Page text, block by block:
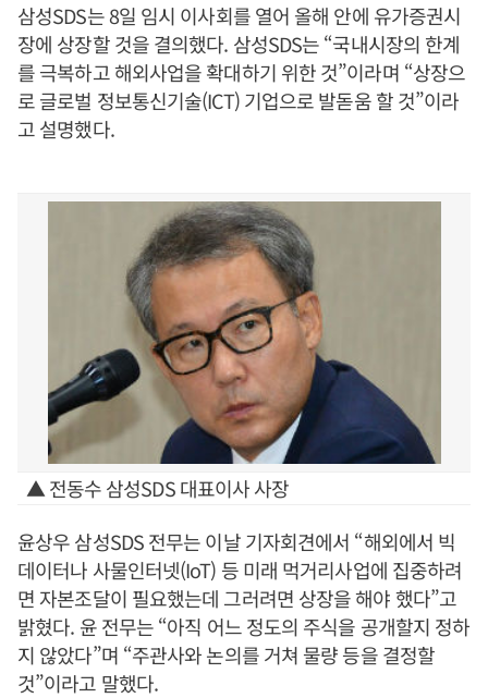
삼성SDS는 8일 임시 이사회를 열어 올해 안에 유가증권시
장에 상장할 것을 결의했다. 삼성SDS는 “국내시장의 한계
를 극복하고 해외사업을 확대하기 위한 것”이라며 “상장으
로 글로벌 정보통신기술(ICT) 기업으로 발돋움 할 것”이라
고 설명했다.
▲ 전동수 삼성SDS 대표이사 사장
윤상우 삼성SDS 전무는 이날 기자회견에서 “해외에서 빅
데이터나 사물인터넷(IoT) 등 미래 먹거리사업에 집중하려
면 자본조달이 필요했는데 그러려면 상장을 해야 했다”고
밝혔다. 윤 전무는 “아직 어느 정도의 주식을 공개할지 정하
지 않았다”며 “주관사와 논의를 거쳐 물량 등을 결정할
것”이라고 말했다.